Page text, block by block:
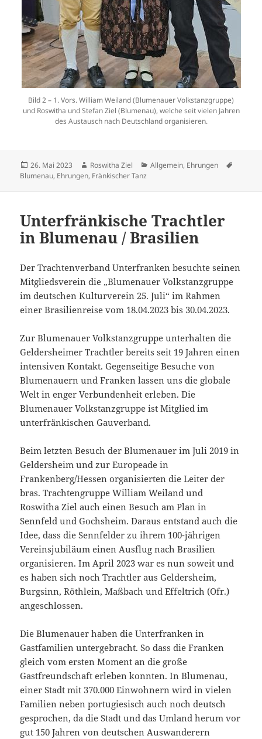
Bild 2 – 1. Vors. William Weiland (Blumenauer Volkstanzgruppe)
und Roswitha und Stefan Ziel (Blumenau), welche seit vielen Jahren
des Austausch nach Deutschland organisieren.
Veröffentlicht
am
26. Mai 2023 Autor
Roswitha Ziel Kategorien
Allgemein, Ehrungen
Blumenau, Ehrungen, Fränkischer Tanz
Unterfränkische Trachtler
in Blumenau / Brasilien
Der Trachtenverband Unterfranken besuchte seinen
Mitgliedsverein die „Blumenauer Volkstanzgruppe
im deutschen Kulturverein 25. Juli“ im Rahmen
einer Brasilienreise vom 18.04.2023 bis 30.04.2023.
Zur Blumenauer Volkstanzgruppe unterhalten die
Geldersheimer Trachtler bereits seit 19 Jahren einen
intensiven Kontakt. Gegenseitige Besuche von
Blumenauern und Franken lassen uns die globale
Welt in enger Verbundenheit erleben. Die
Blumenauer Volkstanzgruppe ist Mitglied im
unterfränkischen Gauverband.
Beim letzten Besuch der Blumenauer im Juli 2019 in
Geldersheim und zur Europeade in
Frankenberg/Hessen organisierten die Leiter der
bras. Trachtengruppe William Weiland und
Roswitha Ziel auch einen Besuch am Plan in
Sennfeld und Gochsheim. Daraus entstand auch die
Idee, dass die Sennfelder zu ihrem 100-jährigen
Vereinsjubiläum einen Ausflug nach Brasilien
organisieren. Im April 2023 war es nun soweit und
es haben sich noch Trachtler aus Geldersheim,
Burgsinn, Röthlein, Maßbach und Effeltrich (Ofr.)
angeschlossen.
Die Blumenauer haben die Unterfranken in
Gastfamilien untergebracht. So dass die Franken
gleich vom ersten Moment an die große
Gastfreundschaft erleben konnten. In Blumenau,
einer Stadt mit 370.000 Einwohnern wird in vielen
Familien neben portugiesisch auch noch deutsch
gesprochen, da die Stadt und das Umland herum vor
gut 150 Jahren von deutschen Auswanderern